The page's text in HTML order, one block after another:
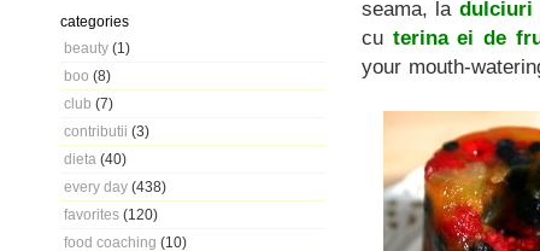
categories
beauty (1)
boo (8)
club (7)
contributii (3)
dieta (40)
every day (438)
favorites (120)
food coaching (10)
seama, la dulciuri
cu terina ei de
your mouth-